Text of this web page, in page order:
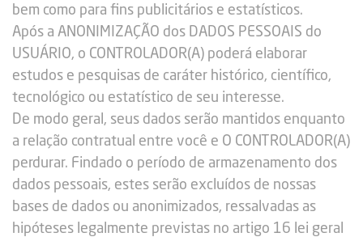
bem como para fins publicitários e estatísticos.
Após a ANONIMIZAÇÃO dos DADOS PESSOAIS do
USUÁRIO, o CONTROLADOR(A) poderá elaborar
estudos e pesquisas de caráter histórico, científico,
tecnológico ou estatístico de seu interesse.
De modo geral, seus dados serão mantidos enquanto
a relação contratual entre você e O CONTROLADOR(A)
perdurar. Findado o período de armazenamento dos
dados pessoais, estes serão excluídos de nossas
bases de dados ou anonimizados, ressalvadas as
hipóteses legalmente previstas no artigo 16 lei geral